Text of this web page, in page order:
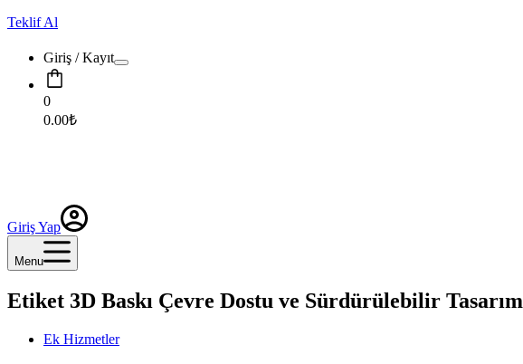
Teklif Al
Giriş / Kayıt
0
0.00₺
Giriş Yap
Menu
Etiket 3D Baskı Çevre Dostu ve Sürdürülebilir Tasarım
Ek Hizmetler